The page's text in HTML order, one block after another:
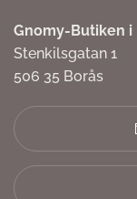
Gnomy-Butiken i
Stenkilsgatan 1
506 35 Borås